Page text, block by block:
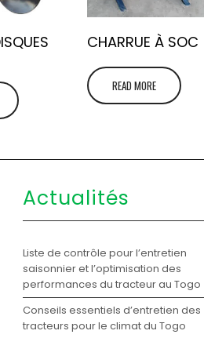
CHARRUE À SOC
READ MORE
Actualités
Liste de contrôle pour l’entretien
saisonnier et l’optimisation des
performances du tracteur au Togo
Conseils essentiels d’entretien des
tracteurs pour le climat du Togo